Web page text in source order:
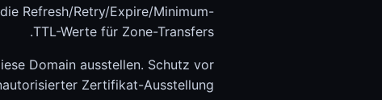
Refresh/Retry/Expire/Minimum-
TTL-Werte für Zone-Transfers.
Domain ausstellen. Schutz vor
Zertifikat-Ausstellung.